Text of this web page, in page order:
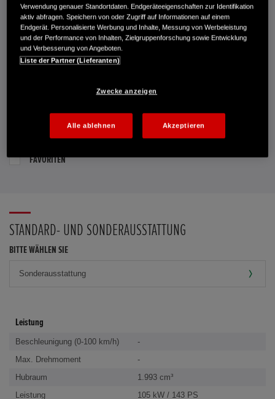
Route planen
Händlerbestand anzeigen
Dealer Website anzeigen
Händler kontaktieren
PROBEFAHRT VEREINBAREN
FAVORITEN
STANDARD- UND SONDERAUSSTATTUNG
BITTE WÄHLEN SIE
Leistung
Beschleunigung (0-100 km/h)
-
Max. Drehmoment
-
Hubraum
1.993 cm³
Leistung
105 kW / 143 PS
Verwendung genauer Standortdaten. Endgeräteeigenschaften zur Identifikation
aktiv abfragen. Speichern von oder Zugriff auf Informationen auf einem
Endgerät. Personalisierte Werbung und Inhalte, Messung von Werbeleistung
und der Performance von Inhalten, Zielgruppenforschung sowie Entwicklung
und Verbesserung von Angeboten.
Liste der Partner (Lieferanten)
Zwecke anzeigen
Alle ablehnen Akzeptieren